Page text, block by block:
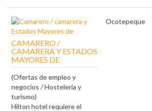
CAMARERO /
CAMARERA Y ESTADOS
MAYORES DE
(Ofertas de empleo y
negocios / Hosteleria y
turismo)
Hilton hotel requiere el
Ocotepeque